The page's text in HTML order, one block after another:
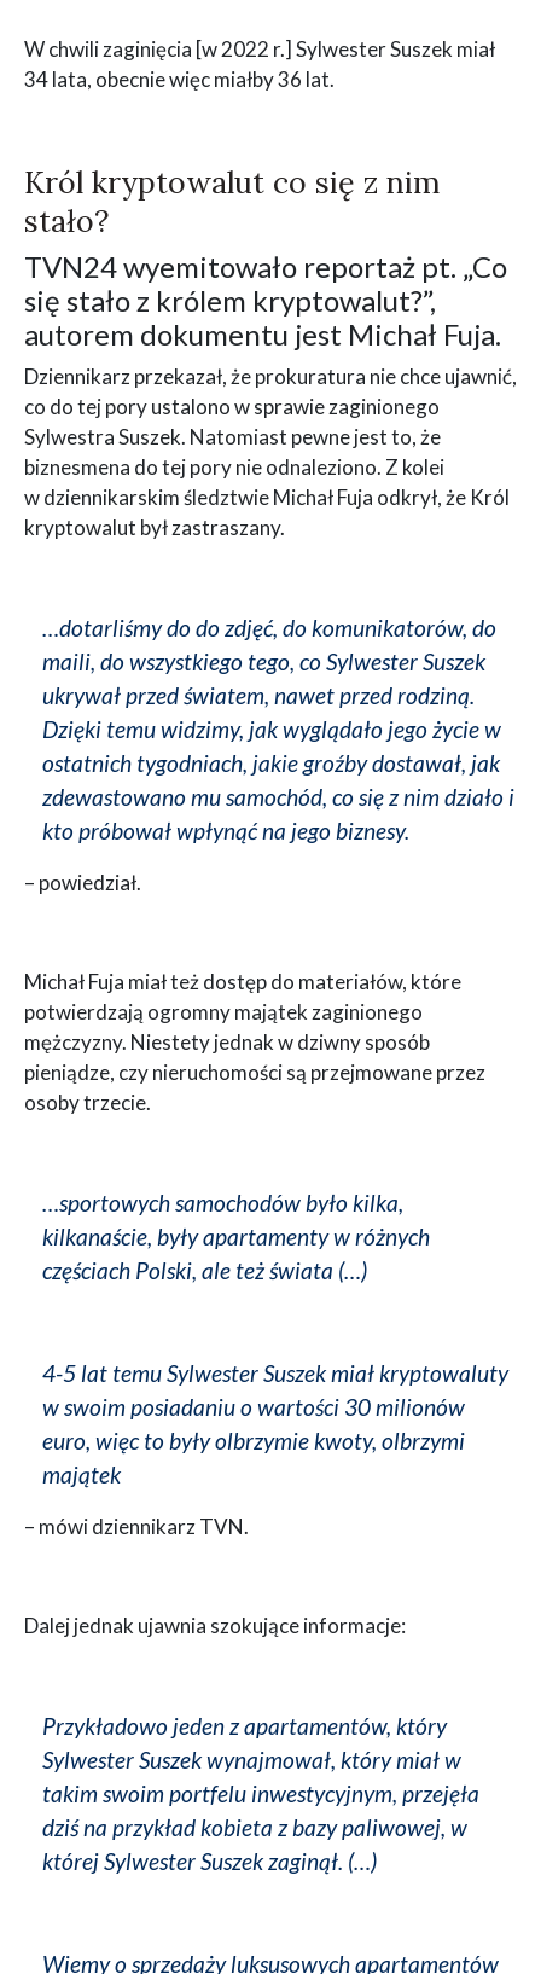
W chwili zaginięcia [w 2022 r.] Sylwester Suszek miał
34 lata, obecnie więc miałby 36 lat.
Król kryptowalut co się z nim
stało?
TVN24 wyemitowało reportaż pt. „Co
się stało z królem kryptowalut?”,
autorem dokumentu jest Michał Fuja.
Dziennikarz przekazał, że prokuratura nie chce ujawnić,
co do tej pory ustalono w sprawie zaginionego
Sylwestra Suszek. Natomiast pewne jest to, że
biznesmena do tej pory nie odnaleziono. Z kolei
w dziennikarskim śledztwie Michał Fuja odkrył, że Król
kryptowalut był zastraszany.
…dotarliśmy do do zdjęć, do komunikatorów, do
maili, do wszystkiego tego, co Sylwester Suszek
ukrywał przed światem, nawet przed rodziną.
Dzięki temu widzimy, jak wyglądało jego życie w
ostatnich tygodniach, jakie groźby dostawał, jak
zdewastowano mu samochód, co się z nim działo i
kto próbował wpłynąć na jego biznesy.
– powiedział.
Michał Fuja miał też dostęp do materiałów, które
potwierdzają ogromny majątek zaginionego
mężczyzny. Niestety jednak w dziwny sposób
pieniądze, czy nieruchomości są przejmowane przez
osoby trzecie.
…sportowych samochodów było kilka,
kilkanaście, były apartamenty w różnych
częściach Polski, ale też świata (…)
4-5 lat temu Sylwester Suszek miał kryptowaluty
w swoim posiadaniu o wartości 30 milionów
euro, więc to były olbrzymie kwoty, olbrzymi
majątek
– mówi dziennikarz TVN.
Dalej jednak ujawnia szokujące informacje:
Przykładowo jeden z apartamentów, który
Sylwester Suszek wynajmował, który miał w
takim swoim portfelu inwestycyjnym, przejęła
dziś na przykład kobieta z bazy paliwowej, w
której Sylwester Suszek zaginął. (…)
Wiemy o sprzedaży luksusowych apartamentów